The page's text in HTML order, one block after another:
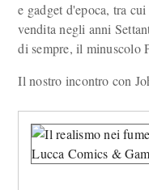
e gadget d'epoca, tra
vendita negli anni
di sempre, il minuscolo
Il nostro incontro con